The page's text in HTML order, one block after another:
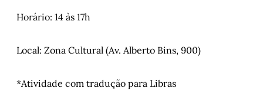
Horário: 14 às 17h
Local: Zona Cultural (Av. Alberto Bins, 900)
*Atividade com tradução para Libras